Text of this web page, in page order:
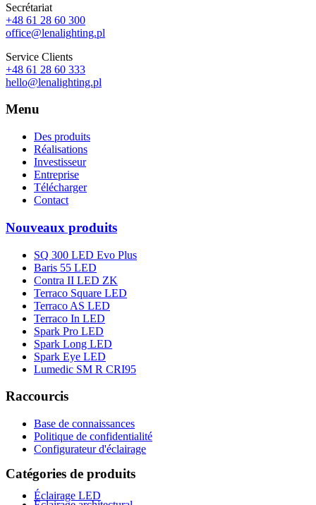
Secrétariat
+48 61 28 60 300
office@lenalighting.pl
Service Clients
+48 61 28 60 333
hello@lenalighting.pl
Menu
Des produits
Réalisations
Investisseur
Entreprise
Télécharger
Contact
Nouveaux produits
SQ 300 LED Evo Plus
Baris 55 LED
Contra II LED ZK
Terraco Square LED
Terraco AS LED
Terraco In LED
Spark Pro LED
Spark Long LED
Spark Eye LED
Lumedic SM R CRI95
Raccourcis
Base de connaissances
Politique de confidentialité
Configurateur d'éclairage
Catégories de produits
Éclairage LED